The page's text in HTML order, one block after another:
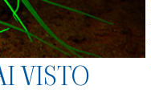
VISTO